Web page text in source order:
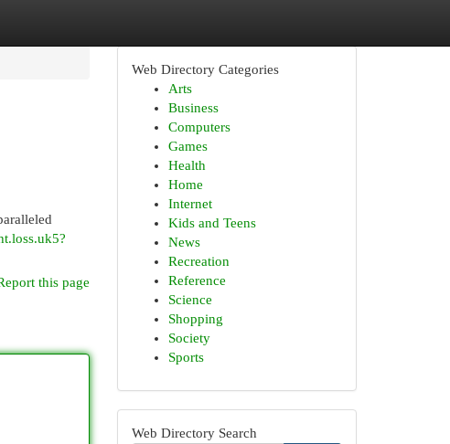
this page
Web Directory Categories
Arts
Business
Computers
Games
Health
Home
Internet
Kids and Teens
News
Recreation
Reference
Science
Shopping
Society
Sports
Web Directory Search